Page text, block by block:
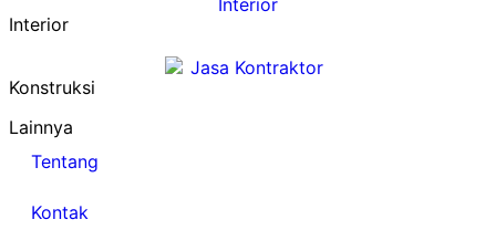
Interior
Konstruksi
Lainnya
Tentang
Kontak